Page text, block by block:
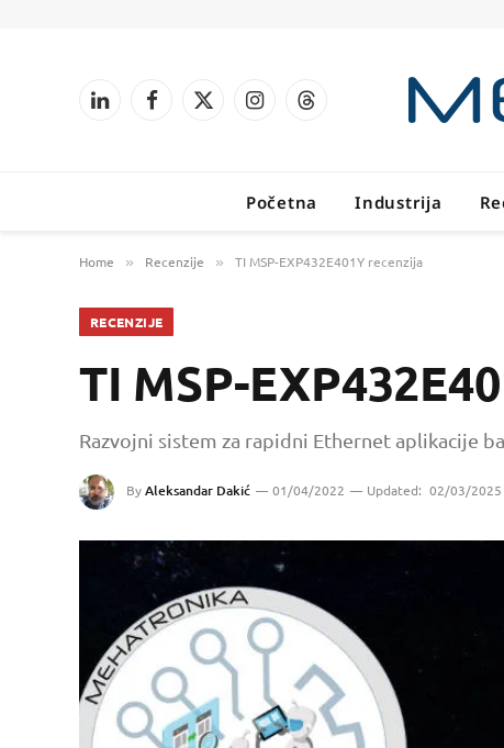
LinkedInFacebook
X
InstagramThreads
Početna Industrija
Home » Recenzije » TI MSP-EXP432E401Y recenzija
RECENZIJE
TI MSP-
Razvojni sistem za rapidni Ethernet aplikacije
ByAleksandar Dakić 01/04/2022 Updated: 02/03/2025